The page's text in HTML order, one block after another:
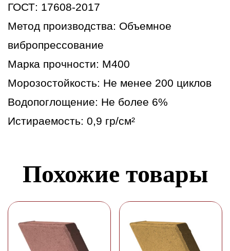
ГОСТ: 17608-2017
Метод производства: Объемное
вибропрессование
Марка прочности: М400
Морозостойкость: Не менее 200 циклов
Водопоглощение: Не более 6%
Истираемость: 0,9 гр/см²
Похожие товары